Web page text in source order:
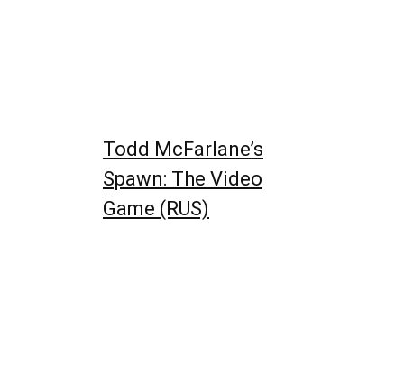
Todd McFarlane’s
Spawn: The Video
Game (RUS)